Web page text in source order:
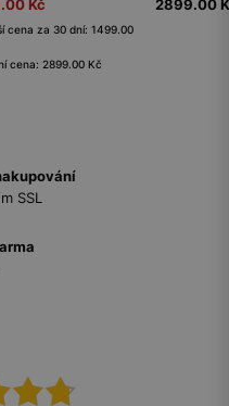
Kč
cena za 30 dní: 1499.00
cena: 2899.00 Kč
2899.00
SSL